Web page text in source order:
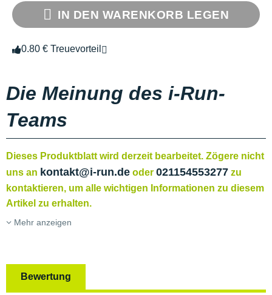
IN DEN WARENKORB LEGEN
0.80 € Treuevorteil
Die Meinung des i-Run-
Teams
Dieses Produktblatt wird derzeit bearbeitet. Zögere nicht
uns an kontakt@i-run.de oder 021154553277 zu
kontaktieren, um alle wichtigen Informationen zu diesem
Artikel zu erhalten.
Mehr anzeigen
Bewertung